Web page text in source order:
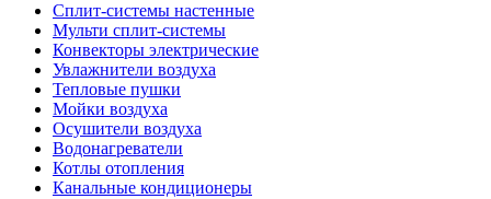
Сплит-системы настенные
Мульти сплит-системы
Конвекторы электрические
Увлажнители воздуха
Тепловые пушки
Мойки воздуха
Осушители воздуха
Водонагреватели
Котлы отопления
Канальные кондиционеры